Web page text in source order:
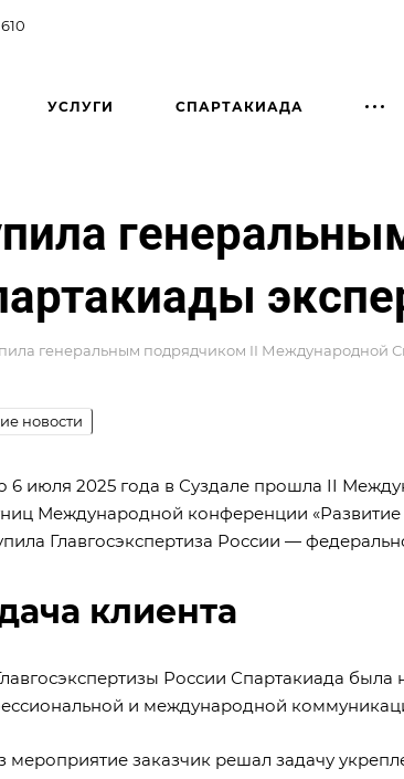
УСЛУГИ СПАРТАКИАДА
генеральным подрядчиком II Международной
новости
6 июля 2025 года в Суздале прошла II
Международной конференции «Развитие
Главгосэкспертиза России —
клиента
России Спартакиада
и международной
мероприятие заказчик решал задачу